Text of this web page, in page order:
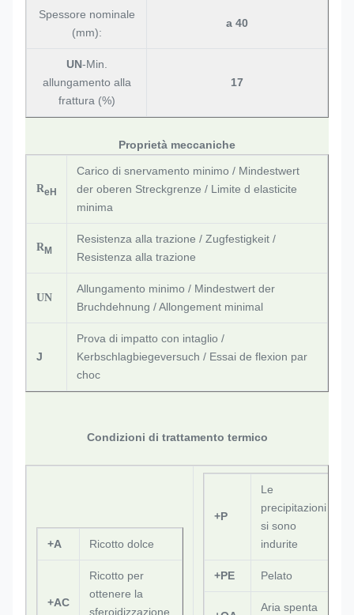
Spessore nominale
(mm):
a 40
UN-Min.
allungamento alla
frattura (%)
17
Proprietà meccaniche
ReH
Carico di snervamento minimo / Mindestwert
der oberen Streckgrenze / Limite d elasticite
minima
RM
Resistenza alla trazione / Zugfestigkeit /
Resistenza alla trazione
UN
Allungamento minimo / Mindestwert der
Bruchdehnung / Allongement minimal
J
Prova di impatto con intaglio /
Kerbschlagbiegeversuch / Essai de flexion par
choc
Condizioni di trattamento termico
+A Ricotto dolce
+AC
Ricotto per
ottenere la
sferoidizzazione
+P
Le
precipitazioni
si sono
indurite
+PE Pelato
Aria spenta